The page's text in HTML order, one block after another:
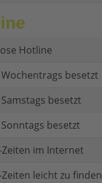
Hotline
besetzt
besetzt
besetzt
im Internet
leicht zu finden